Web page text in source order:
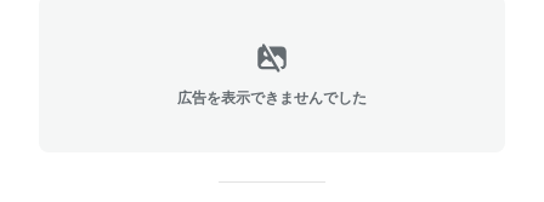
広告を表示できませんでした